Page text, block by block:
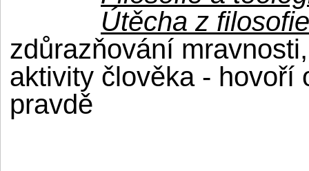
Útěcha z filosofie
zdůrazňování
aktivity člověka - hovoří
pravdě